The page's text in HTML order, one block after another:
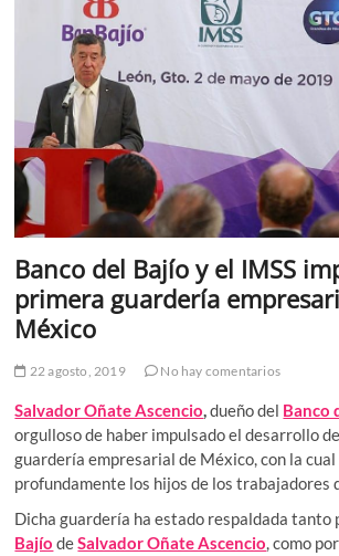
Banco del Bajío y el IMSS
primera guardería
México
22 agosto, 2019 No hay comentarios
Salvador Oñate Ascencio,dueño del Banco
orgulloso de haber impulsado el desarrollo
guardería empresarial de México, con la
profundamente los hijos de los trabajadores
Dicha guardería ha estado respaldada tanto
Bajío deSalvador Oñate Ascencio, como